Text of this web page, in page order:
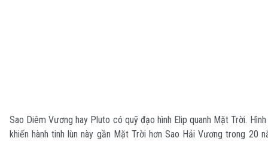
Sao Diêm Vương hay Pluto có quỹ đạo hình Elip quanh Mặt Trời.
khiến hành tinh lùn này gần Mặt Trời hơn Sao Hải Vương trong 20